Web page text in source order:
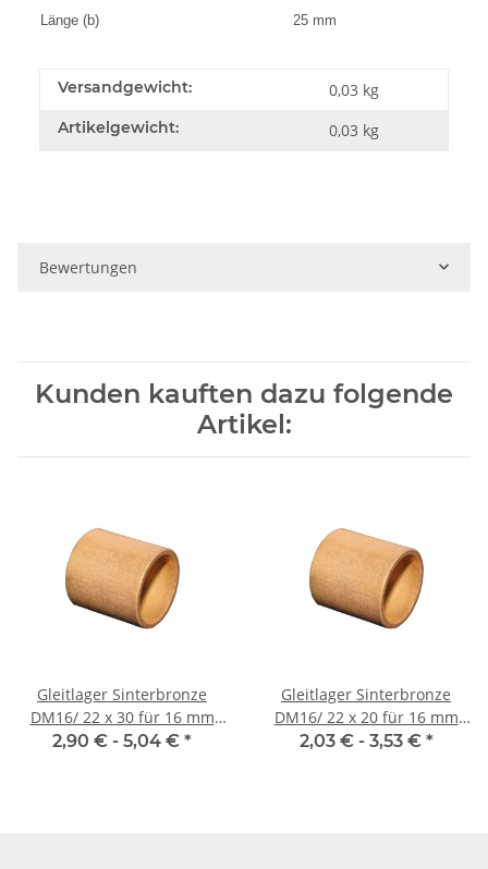
Länge (b)
25 mm
Versandgewicht: 0,03 kg
Artikelgewicht: 0,03 kg
Bewertungen
Kunden kauften dazu folgende
Artikel:
Gleitlager Sinterbronze
DM16/ 22 x 30 für 16 mm
Welle
2,90 € - 5,04 € *
Gleitlager Sinterbronze
DM16/ 22 x 20 für 16 mm
Welle
2,03 € - 3,53 € *